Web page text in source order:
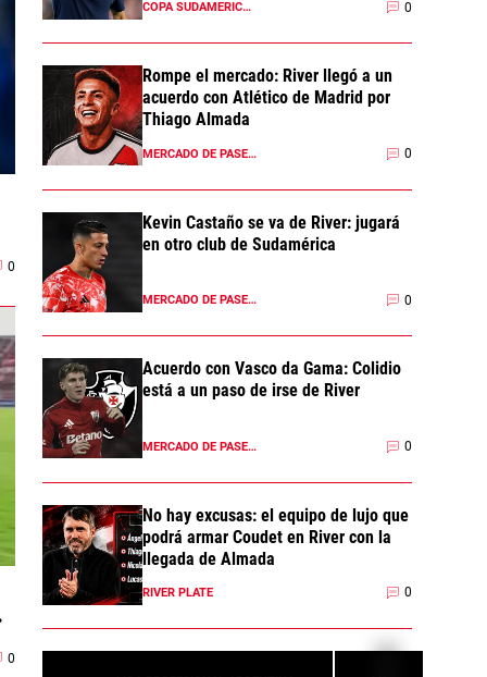
0
0
COPA SUDAMERICANA 2026 0
Rompe el mercado: River llegó a un
acuerdo con Atlético de Madrid por
Thiago Almada
MERCADO DE PASES 2026 0
Kevin Castaño se va de River: jugará
en otro club de Sudamérica
MERCADO DE PASES 2026 0
Acuerdo con Vasco da Gama: Colidio
está a un paso de irse de River
MERCADO DE PASES 2026 0
No hay excusas: el equipo de lujo que
podrá armar Coudet en River con la
llegada de Almada
RIVER PLATE 0